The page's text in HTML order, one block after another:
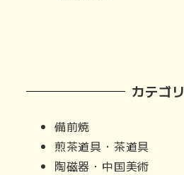
カテゴリ
備前焼
煎茶道具・茶道具
陶磁器・中国美術